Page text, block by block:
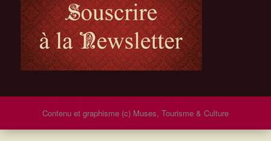
Contenu et graphisme (c) Muses, Tourisme & Culture